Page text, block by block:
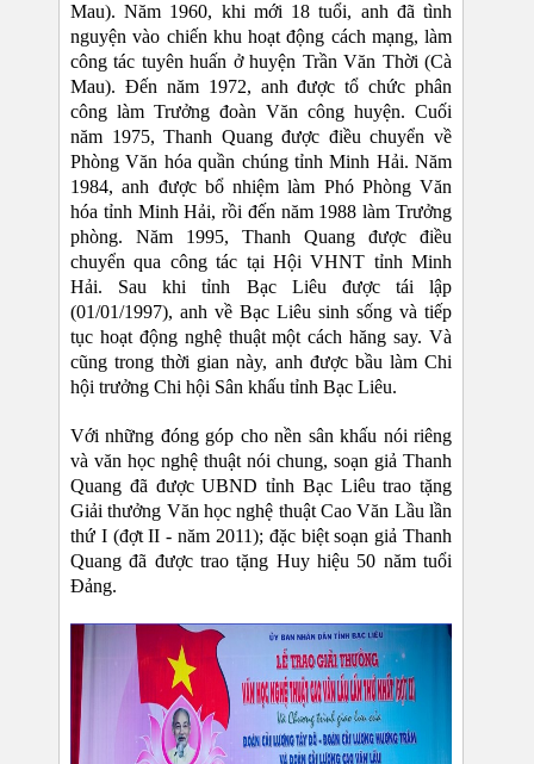
Mau). Năm 1960, khi mới 18 tuổi, anh đã tình
nguyện vào chiến khu hoạt động cách mạng, làm
công tác tuyên huấn ở huyện Trần Văn Thời (Cà
Mau). Đến năm 1972, anh được tổ chức phân
công làm Trưởng đoàn Văn công huyện. Cuối
năm 1975, Thanh Quang được điều chuyển về
Phòng Văn hóa quần chúng tỉnh Minh Hải. Năm
1984, anh được bổ nhiệm làm Phó Phòng Văn
hóa tỉnh Minh Hải, rồi đến năm 1988 làm Trưởng
phòng. Năm 1995, Thanh Quang được điều
chuyển qua công tác tại Hội VHNT tỉnh Minh
Hải. Sau khi tỉnh Bạc Liêu được tái lập
(01/01/1997), anh về Bạc Liêu sinh sống và tiếp
tục hoạt động nghệ thuật một cách hăng say. Và
cũng trong thời gian này, anh được bầu làm Chi
hội trưởng Chi hội Sân khấu tỉnh Bạc Liêu.
Với những đóng góp cho nền sân khấu nói riêng
và văn học nghệ thuật nói chung, soạn giả Thanh
Quang đã được UBND tỉnh Bạc Liêu trao tặng
Giải thưởng Văn học nghệ thuật Cao Văn Lầu lần
thứ I (đợt II - năm 2011); đặc biệt soạn giả Thanh
Quang đã được trao tặng Huy hiệu 50 năm tuổi
Đảng.